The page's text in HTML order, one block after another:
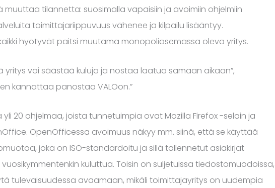
muuttaa tilannetta: suosimalla vapaisiin ja avoimiin ohjelmiin
toimittajariippuvuus vähenee ja kilpailu lisääntyy.
hyötyvät paitsi muutama monopoliasemassa oleva yritys.
yritys voi säästää kuluja ja nostaa laatua samaan aikaan”,
kannattaa panostaa VALOon.”
yli 20 ohjelmaa, joista tunnetuimpia ovat Mozilla Firefox -selain ja
OpenOfficessa avoimuus näkyy mm. siinä, että se käyttää
joka on ISO-standardoitu ja sillä tallennetut asiakirjat
kuluttua. Toisin on suljetuissa tiedostomuodoissa,
tulevaisuudessa avaamaan, mikäli toimittajayritys on uudempia